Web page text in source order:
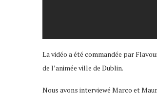
La vidéo a été commandée par
de l’animée ville de Dublin.
Nous avons interviewé Marco et